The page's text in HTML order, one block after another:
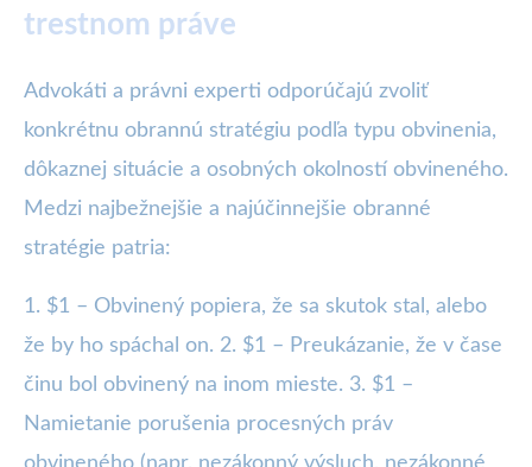
trestnom práve
Advokáti a právni experti odporúčajú zvoliť
konkrétnu obrannú stratégiu podľa typu obvinenia,
dôkaznej situácie a osobných okolností obvineného.
Medzi najbežnejšie a najúčinnejšie obranné
stratégie patria:
1. $1 – Obvinený popiera, že sa skutok stal, alebo
že by ho spáchal on. 2. $1 – Preukázanie, že v čase
činu bol obvinený na inom mieste. 3. $1 –
Namietanie porušenia procesných práv